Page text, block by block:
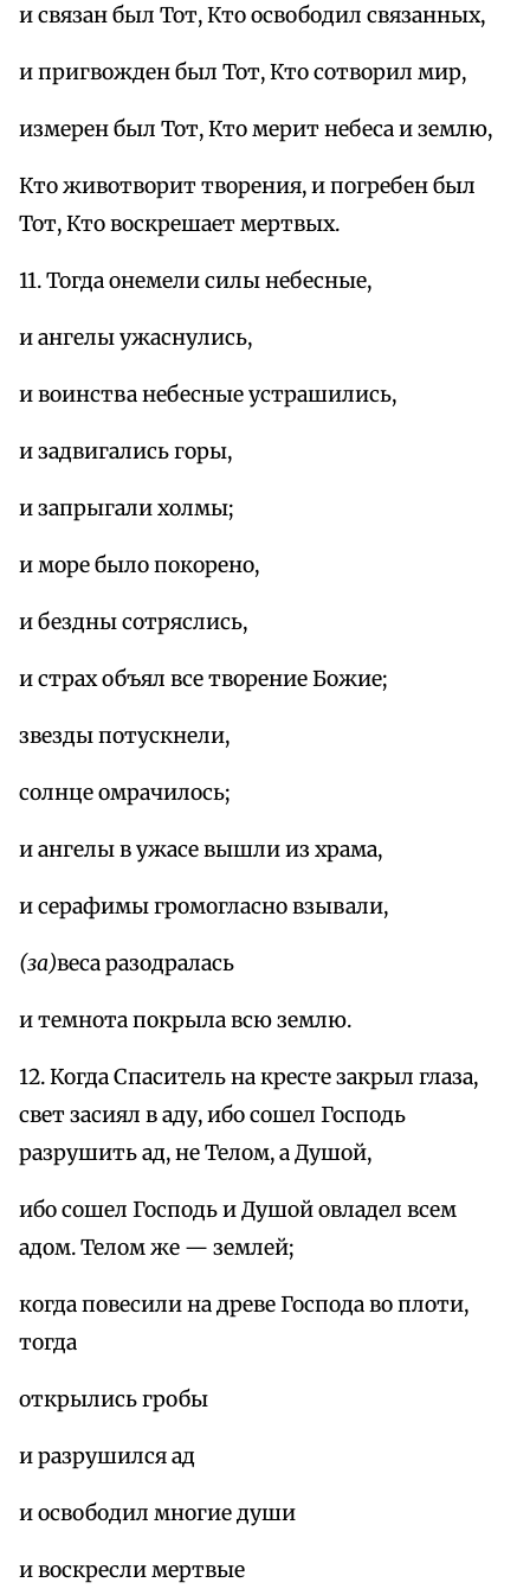
и связан был Тот, Кто освободил связанных,
и пригвожден был Тот, Кто сотворил мир,
измерен был Тот, Кто мерит небеса и землю,
Кто животворит творения, и погребен был
Тот, Кто воскрешает мертвых.
11. Тогда онемели силы небесные,
и ангелы ужаснулись,
и воинства небесные устрашились,
и задвигались горы,
и запрыгали холмы;
и море было покорено,
и бездны сотряслись,
и страх объял все творение Божие;
звезды потускнели,
солнце омрачилось;
и ангелы в ужасе вышли из храма,
и серафимы громогласно взывали,
(за)веса разодралась
и темнота покрыла всю землю.
12. Когда Спаситель на кресте закрыл глаза,
свет засиял в аду, ибо сошел Господь
разрушить ад, не Телом, а Душой,
ибо сошел Господь и Душой овладел всем
адом. Телом же — землей;
когда повесили на древе Господа во плоти,
тогда
открылись гробы
и разрушился ад
и освободил многие души
и воскресли мертвые